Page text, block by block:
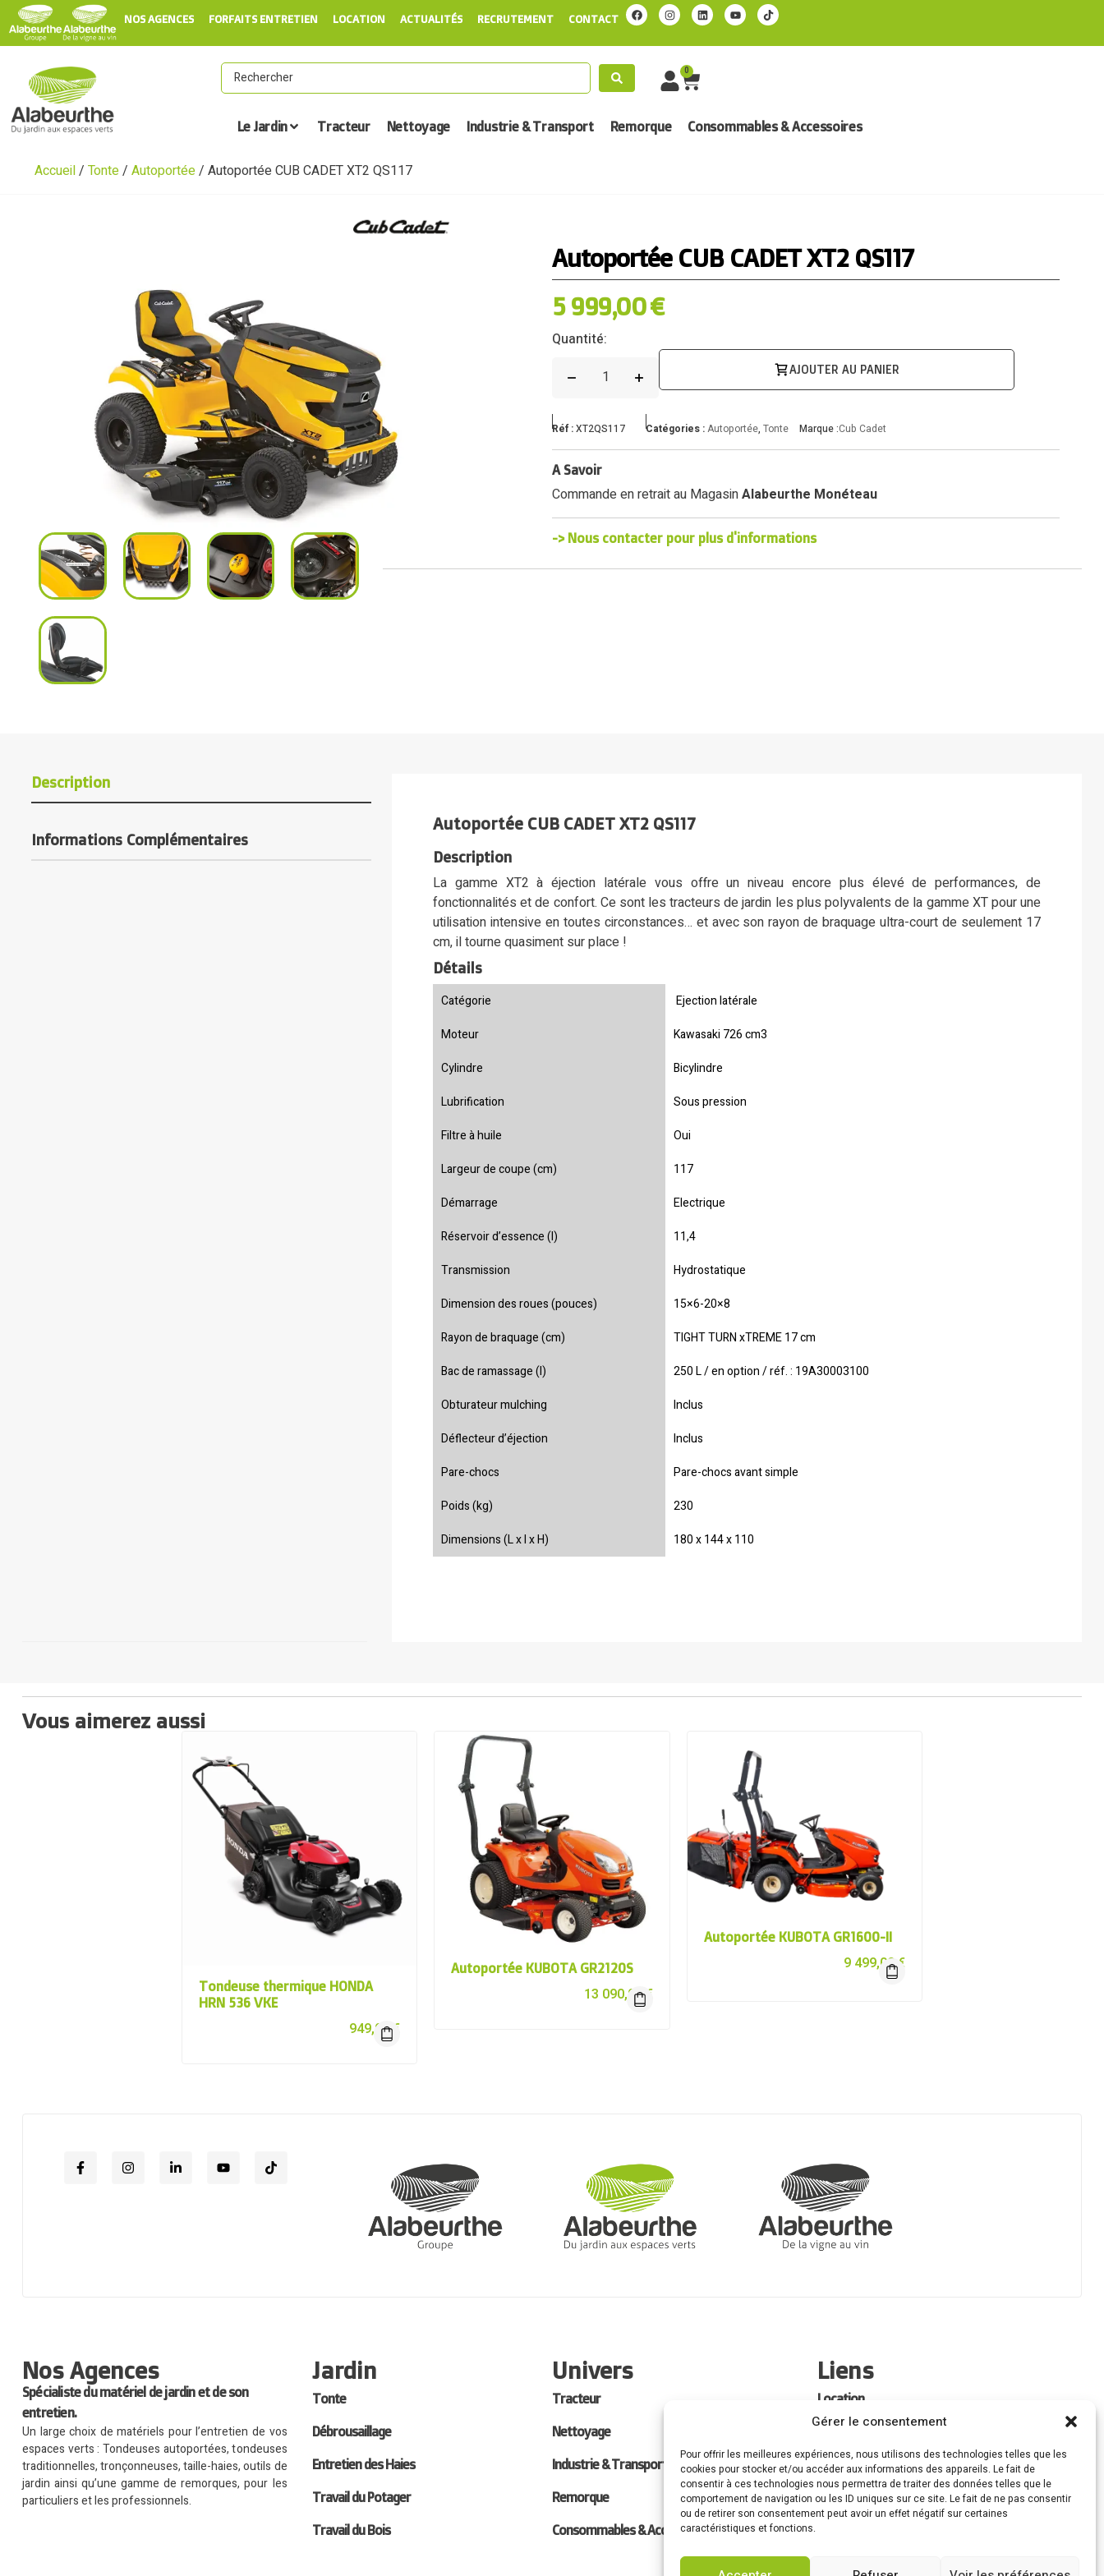
Gérer le consentement
Pour offrir les meilleures expériences, nous utilisons des technologies telles que les
cookies pour stocker et/ou accéder aux informations des appareils. Le fait de
consentir à ces technologies nous permettra de traiter des données telles que le
comportement de navigation ou les ID uniques sur ce site. Le fait de ne pas consentir
ou de retirer son consentement peut avoir un effet négatif sur certaines
caractéristiques et fonctions.
NOS AGENCES FORFAITS ENTRETIEN LOCATION ACTUALITÉS RECRUTEMENT CONTACT
0
Le Jardin Tracteur Nettoyage Industrie & Transport Remorque Consommables & Accessoires
Accueil/ Tonte/ Autoportée/ Autoportée CUB CADET XT2 QS117
Autoportée CUB CADET XT2 QS117
5 999,00€
Quantité:
AJOUTER AU PANIER
Réf :XT2QS117 Catégories :Autoportée, Tonte Marque :Cub Cadet
A Savoir
Commande en retrait au MagasinAlabeurthe Monéteau
-> Nous contacter pour plus d'informations
Description
Informations Complémentaires
Autoportée CUB CADET XT2 QS117
Description
La gamme XT2 à éjection latérale vous offre un niveau encore plus élevé de performances, de
fonctionnalités et de confort. Ce sont les tracteurs de jardin les plus polyvalents de la gamme XT pour une
utilisation intensive en toutes circonstances… et avec son rayon de braquage ultra-court de seulement 17
cm, il tourne quasiment sur place !
Détails
Catégorie
Ejection latérale
Moteur
Kawasaki 726 cm3
Cylindre
Bicylindre
Lubrification
Sous pression
Filtre à huile
Oui
Largeur de coupe (cm)
117
Démarrage
Electrique
Réservoir d’essence (l)
11,4
Transmission
Hydrostatique
Dimension des roues (pouces)
15×6-20×8
Rayon de braquage (cm)
TIGHT TURN xTREME 17 cm
Bac de ramassage (l)
250 L / en option / réf. : 19A30003100
Obturateur mulching
Inclus
Déflecteur d’éjection
Inclus
Pare-chocs
Pare-chocs avant simple
Poids (kg)
230
Dimensions (L x l x H)
180 x 144 x 110
Vous aimerez aussi
Tondeuse thermique HONDA
HRN 536 VKE
949,00€
Autoportée KUBOTA GR2120S
13 090,00€
Autoportée KUBOTA GR1600-II
9 499,00€
Nos Agences
Spécialiste du matériel de jardin et de son
entretien.
Un large choix de matériels pour l’entretien de vos
espaces verts : Tondeuses autoportées, tondeuses
traditionnelles, tronçonneuses, taille-haies, outils de
jardin ainsi qu’une gamme de remorques, pour les
particuliers et les professionnels.
Jardin
Tonte
Débrousaillage
Entretien des Haies
Travail du Potager
Travail du Bois
Univers
Tracteur
Nettoyage
Industrie & Transport
Remorque
Consommables & Accessoires
Liens
Location
Actualités
Recrutement